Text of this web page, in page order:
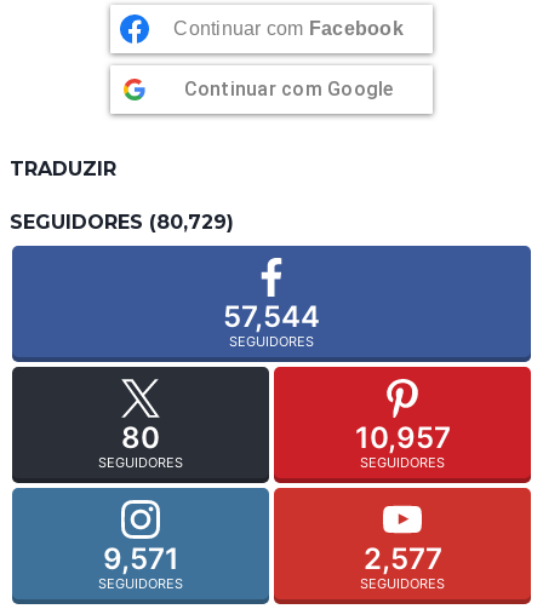
Continuar com Facebook
Continuar com Google
TRADUZIR
SEGUIDORES (80,729)
57,544
SEGUIDORES
80
SEGUIDORES
10,957
SEGUIDORES
9,571
SEGUIDORES
2,577
SEGUIDORES